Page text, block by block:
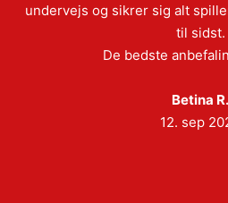
undervejs og sikrer sig alt
til sidst.
De bedste
Betina R.
12. sep